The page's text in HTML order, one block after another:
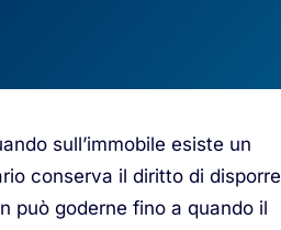
sull’immobile esiste un
conserva il diritto di disporre
può goderne fino a quando il